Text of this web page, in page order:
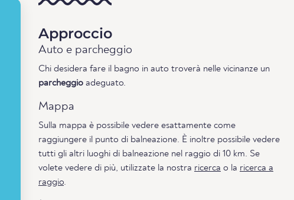
Approccio
Auto e parcheggio
Chi desidera fare il bagno in auto troverà nelle vicinanze un
parcheggio adeguato.
Mappa
Sulla mappa è possibile vedere esattamente come
raggiungere il punto di balneazione. È inoltre possibile vedere
tutti gli altri luoghi di balneazione nel raggio di 10 km. Se
volete vedere di più, utilizzate la nostra ricerca o la ricerca a
raggio.